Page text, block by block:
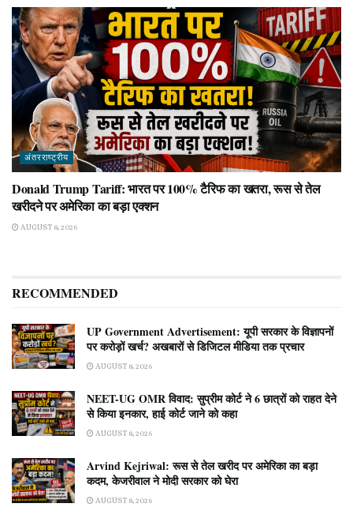
अंतरराष्ट्रीय
Donald Trump Tariff: भारत पर 100% टैरिफ का खतरा, रूस से तेल
खरीदने पर अमेरिका का बड़ा एक्शन
AUGUST 8, 2026
RECOMMENDED
UP Government Advertisement: यूपी सरकार के विज्ञापनों
पर करोड़ों खर्च? अखबारों से डिजिटल मीडिया तक प्रचार
AUGUST 8, 2026
NEET-UG OMR विवाद: सुप्रीम कोर्ट ने 6 छात्रों को राहत देने
से किया इनकार, हाई कोर्ट जाने को कहा
AUGUST 8, 2026
Arvind Kejriwal: रूस से तेल खरीद पर अमेरिका का बड़ा
कदम, केजरीवाल ने मोदी सरकार को घेरा
AUGUST 8, 2026